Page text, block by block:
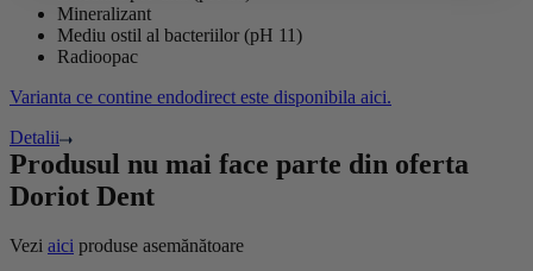
Mineralizant
Mediu ostil al bacteriilor (pH 11)
Radioopac
Varianta ce contine endodirect este disponibila aici.
Detalii
Produsul nu mai face parte din oferta
Doriot Dent
Vezi aici produse asemănătoare